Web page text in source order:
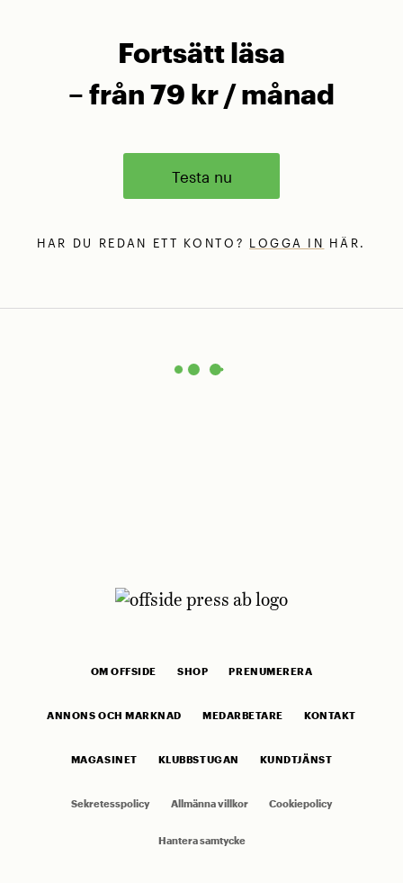
Fortsätt läsa
– från 79 kr / månad
Testa nu
HAR DU REDAN ETT KONTO? LOGGA IN HÄR.
OM OFFSIDE SHOP PRENUMERERA
ANNONS OCH MARKNAD MEDARBETARE KONTAKT
MAGASINET KLUBBSTUGAN KUNDTJÄNST
Sekretesspolicy Allmänna villkor Cookiepolicy
Hantera samtycke